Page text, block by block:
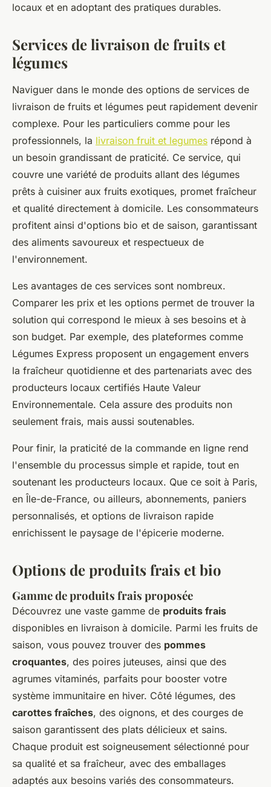
locaux et en adoptant des pratiques durables.
Services de livraison de fruits et
légumes
Naviguer dans le monde des options de services de
livraison de fruits et légumes peut rapidement devenir
complexe. Pour les particuliers comme pour les
professionnels, la livraison fruit et legumes répond à
un besoin grandissant de praticité. Ce service, qui
couvre une variété de produits allant des légumes
prêts à cuisiner aux fruits exotiques, promet fraîcheur
et qualité directement à domicile. Les consommateurs
profitent ainsi d'options bio et de saison, garantissant
des aliments savoureux et respectueux de
l'environnement.
Les avantages de ces services sont nombreux.
Comparer les prix et les options permet de trouver la
solution qui correspond le mieux à ses besoins et à
son budget. Par exemple, des plateformes comme
Légumes Express proposent un engagement envers
la fraîcheur quotidienne et des partenariats avec des
producteurs locaux certifiés Haute Valeur
Environnementale. Cela assure des produits non
seulement frais, mais aussi soutenables.
Pour finir, la praticité de la commande en ligne rend
l'ensemble du processus simple et rapide, tout en
soutenant les producteurs locaux. Que ce soit à Paris,
en Île-de-France, ou ailleurs, abonnements, paniers
personnalisés, et options de livraison rapide
enrichissent le paysage de l'épicerie moderne.
Options de produits frais et bio
Gamme de produits frais proposée
Découvrez une vaste gamme de produits frais
disponibles en livraison à domicile. Parmi les fruits de
saison, vous pouvez trouver des pommes
croquantes, des poires juteuses, ainsi que des
agrumes vitaminés, parfaits pour booster votre
système immunitaire en hiver. Côté légumes, des
carottes fraîches, des oignons, et des courges de
saison garantissent des plats délicieux et sains.
Chaque produit est soigneusement sélectionné pour
sa qualité et sa fraîcheur, avec des emballages
adaptés aux besoins variés des consommateurs.